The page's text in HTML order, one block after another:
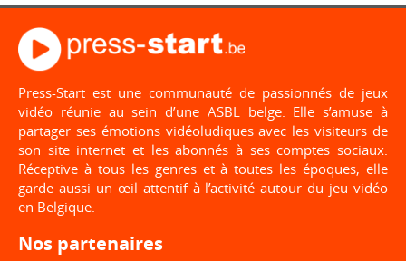
Press-Start est une communauté de passionnés de jeux
vidéo réunie au sein d’une ASBL belge. Elle s’amuse à
partager ses émotions vidéoludiques avec les visiteurs de
son site internet et les abonnés à ses comptes sociaux.
Réceptive à tous les genres et à toutes les époques, elle
garde aussi un œil attentif à l’activité autour du jeu vidéo
en Belgique.
Nos partenaires